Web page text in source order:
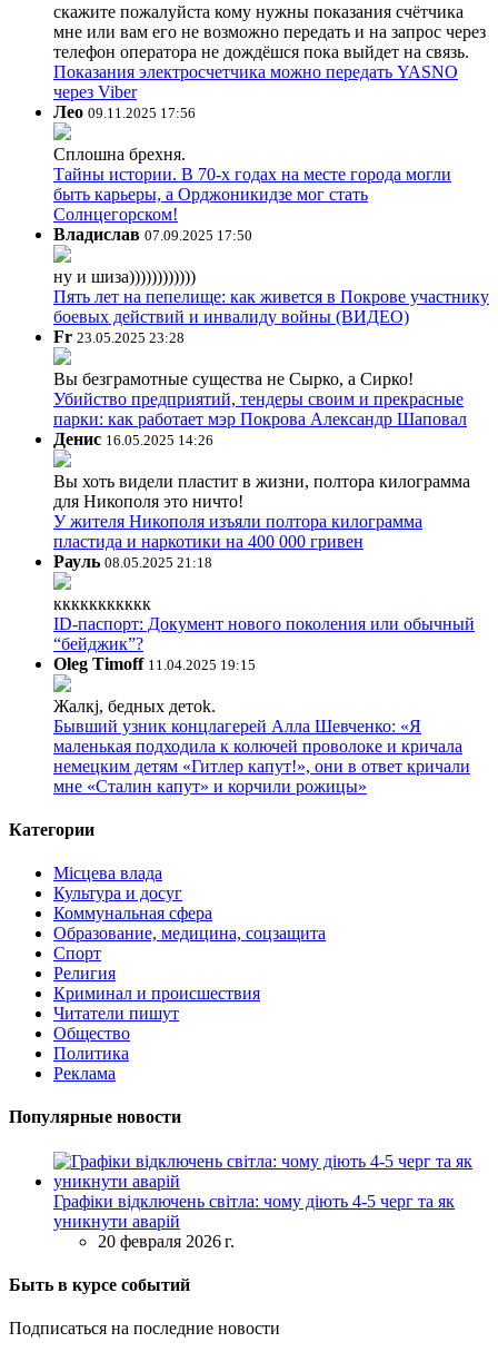
скажите пожалуйста кому нужны показания счётчика
мне или вам его не возможно передать и на запрос через
телефон оператора не дождёшся пока выйдет на связь.
Показания электросчетчика можно передать YASNO
через Viber
Лео 09.11.2025 17:56
Сплошна брехня.
Тайны истории. В 70-х годах на месте города могли
быть карьеры, а Орджоникидзе мог стать
Солнцегорском!
Владислав 07.09.2025 17:50
ну и шиза))))))))))))
Пять лет на пепелище: как живется в Покрове участнику
боевых действий и инвалиду войны (ВИДЕО)
Fr 23.05.2025 23:28
Вы безграмотные существа не Сырко, а Сирко!
Убийство предприятий, тендеры своим и прекрасные
парки: как работает мэр Покрова Александр Шаповал
Денис 16.05.2025 14:26
Вы хоть видели пластит в жизни, полтора килограмма
для Никополя это ничто!
У жителя Никополя изъяли полтора килограмма
пластида и наркотики на 400 000 гривен
Рауль 08.05.2025 21:18
ккккккккккк
ID-паспорт: Документ нового поколения или обычный
“бейджик”?
Oleg Timoff 11.04.2025 19:15
Жалкj, бедных детok.
Бывший узник концлагерей Алла Шевченко: «Я
маленькая подходила к колючей проволоке и кричала
немецким детям «Гитлер капут!», они в ответ кричали
мне «Сталин капут» и корчили рожицы»
Категории
Місцева влада
Культура и досуг
Коммунальная сфера
Образование, медицина, соцзащита
Спорт
Религия
Криминал и происшествия
Читатели пишут
Общество
Политика
Реклама
Популярные новости
Графіки відключень світла: чому діють 4-5 черг та як
уникнути аварій
20 февраля 2026 г.
Быть в курсе событий
Подписаться на последние новости